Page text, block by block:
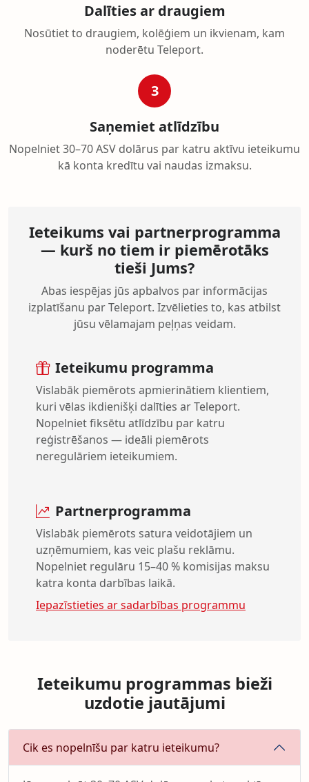
Dalīties ar draugiem
Nosūtiet to draugiem, kolēģiem un ikvienam, kam
noderētu Teleport.
3
Saņemiet atlīdzību
Nopelniet 30–70 ASV dolārus par katru aktīvu ieteikumu
kā konta kredītu vai naudas izmaksu.
Ieteikums vai partnerprogramma
— kurš no tiem ir piemērotāks
tieši Jums?
Abas iespējas jūs apbalvos par informācijas
izplatīšanu par Teleport. Izvēlieties to, kas atbilst
jūsu vēlamajam peļņas veidam.
Ieteikumu programma
Vislabāk piemērots apmierinātiem klientiem,
kuri vēlas ikdienišķi dalīties ar Teleport.
Nopelniet fiksētu atlīdzību par katru
reģistrēšanos — ideāli piemērots
neregulāriem ieteikumiem.
Partnerprogramma
Vislabāk piemērots satura veidotājiem un
uzņēmumiem, kas veic plašu reklāmu.
Nopelniet regulāru 15–40 % komisijas maksu
katra konta darbības laikā.
Iepazīstieties ar sadarbības programmu
Ieteikumu programmas bieži
uzdotie jautājumi
Cik es nopelnīšu par katru ieteikumu?